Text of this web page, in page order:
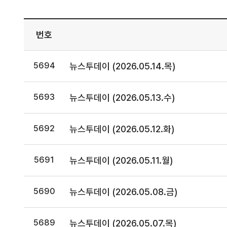
번호
5694 뉴스투데이 (2026.05.14.목)
5693 뉴스투데이 (2026.05.13.수)
5692 뉴스투데이 (2026.05.12.화)
5691 뉴스투데이 (2026.05.11.월)
5690 뉴스투데이 (2026.05.08.금)
5689 뉴스투데이 (2026.05.07.목)